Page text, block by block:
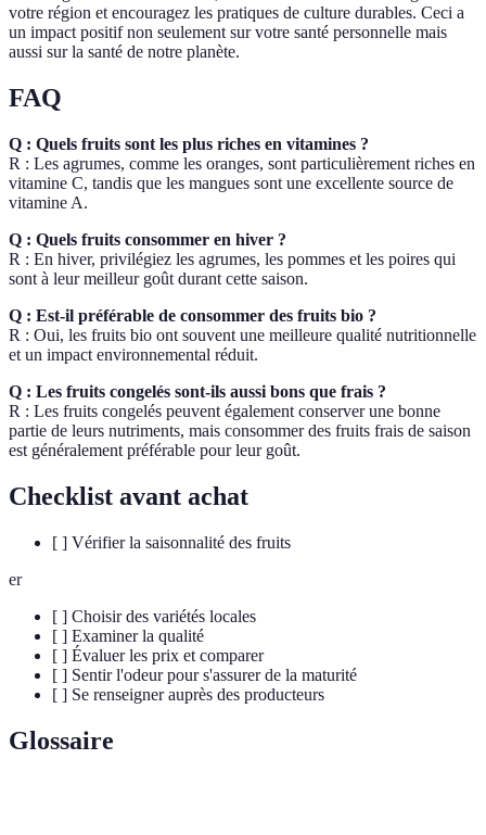
votre région et encouragez les pratiques de culture durables. Ceci a
un impact positif non seulement sur votre santé personnelle mais
aussi sur la santé de notre planète.
FAQ
Q : Quels fruits sont les plus riches en vitamines ?
R : Les agrumes, comme les oranges, sont particulièrement riches en
vitamine C, tandis que les mangues sont une excellente source de
vitamine A.
Q : Quels fruits consommer en hiver ?
R : En hiver, privilégiez les agrumes, les pommes et les poires qui
sont à leur meilleur goût durant cette saison.
Q : Est-il préférable de consommer des fruits bio ?
R : Oui, les fruits bio ont souvent une meilleure qualité nutritionnelle
et un impact environnemental réduit.
Q : Les fruits congelés sont-ils aussi bons que frais ?
R : Les fruits congelés peuvent également conserver une bonne
partie de leurs nutriments, mais consommer des fruits frais de saison
est généralement préférable pour leur goût.
Checklist avant achat
[ ] Vérifier la saisonnalité des fruits
er
[ ] Choisir des variétés locales
[ ] Examiner la qualité
[ ] Évaluer les prix et comparer
[ ] Sentir l'odeur pour s'assurer de la maturité
[ ] Se renseigner auprès des producteurs
Glossaire